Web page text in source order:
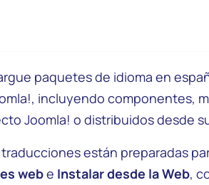
paquetes de idioma en
incluyendo componentes,
Joomla! o distribuidos desde
traducciones están preparadas
webe Instalar desde la Web,